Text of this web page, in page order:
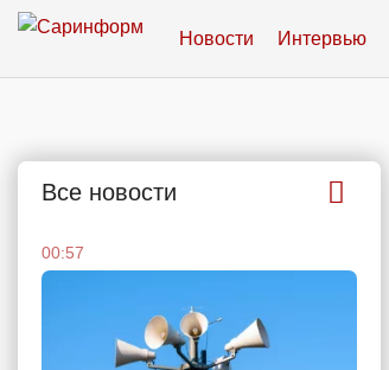
Новости Интервью
Все новости
00:57